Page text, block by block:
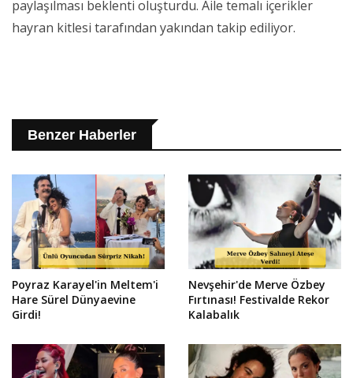
paylaşılması beklenti oluşturdu. Aile temalı içerikler
hayran kitlesi tarafından yakından takip ediliyor.
Benzer Haberler
Poyraz Karayel'in Meltem'i
Hare Sürel Dünyaevine
Girdi!
Nevşehir'de Merve Özbey
Fırtınası! Festivalde Rekor
Kalabalık